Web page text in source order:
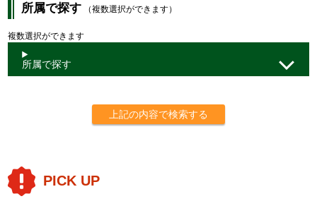
所属で探す （複数選択ができます）
複数選択ができます
所属で探す
上記の内容で検索する
PICK UP